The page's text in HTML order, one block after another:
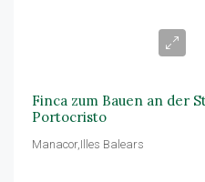
Finca zum Bauen an der
Portocristo
Manacor,Illes Balears